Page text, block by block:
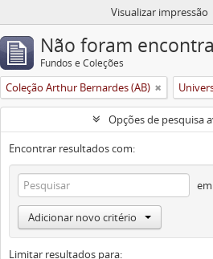
Visualizar impressão
Não foram
Fundos e Coleções
Coleção Arthur Bernardes (AB)
Opções de pesquisa
Encontrar resultados com:
em
Adicionar novo critério
Limitar resultados para: